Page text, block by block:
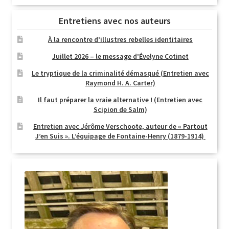
Entretiens avec nos auteurs
À la rencontre d’illustres rebelles identitaires
Juillet 2026 – le message d’Évelyne Cotinet
Le tryptique de la criminalité démasqué (Entretien avec
Raymond H. A. Carter)
Il faut préparer la vraie alternative ! (Entretien avec
Scipion de Salm)
Entretien avec Jérôme Verschoote, auteur de « Partout
J’en Suis ». L’équipage de Fontaine-Henry (1879-1914)